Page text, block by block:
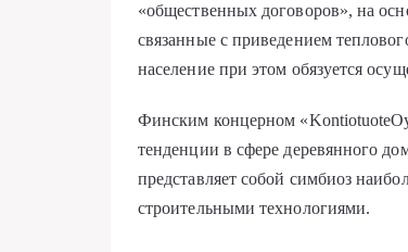
«общественных договоров», на
связанные с приведением
население при этом обязуется
Финским концерном
тенденции в сфере деревянного
представляет собой симбиоз
строительными технологиями.